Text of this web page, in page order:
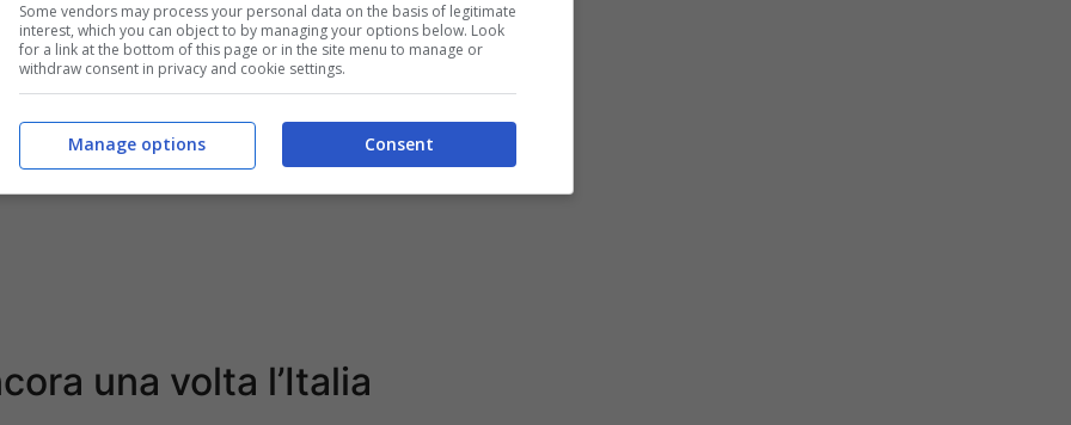
una volta l’Italia
Some vendors may process your personal data on the basis of legitimate
interest, which you can object to by managing your options below. Look
for a link at the bottom of this page or in the site menu to manage or
withdraw consent in privacy and cookie settings.
Consent
Manage options